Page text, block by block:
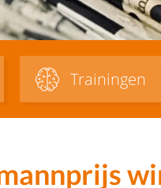
Trainingen